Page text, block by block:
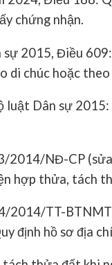
chứng nhận.
sự 2015, Điều
di chúc hoặc
luật Dân sự 2015
2014/NĐ-CP
hợp thửa, tách
2014/TT-BTNMT
định hồ sơ địa